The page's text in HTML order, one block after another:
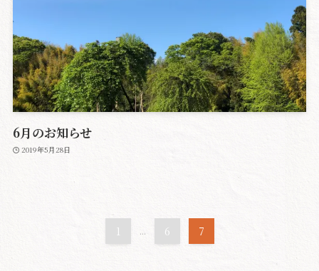
6月のお知らせ
2019年5月28日
1 ... 6 7